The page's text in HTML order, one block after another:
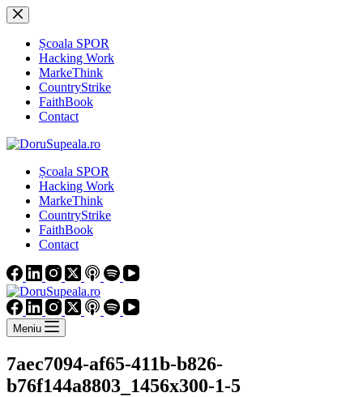
Sari
la
conținutȘcoala SPOR
Hacking Work
MarkeThink
CountryStrike
FaithBook
Contact
Școala SPOR
Hacking Work
MarkeThink
CountryStrike
FaithBook
Contact
Meniu
7aec7094-af65-411b-b826-
b76f144a8803_1456x300-1-5